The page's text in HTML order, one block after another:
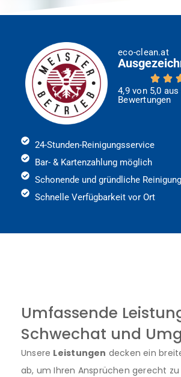
eco-clean.at
4,9 von 5,0 aus
Bewertungen
24-Stunden-Reinigungsservice
Bar- & Kartenzahlung möglich
Schonende und gründliche Reinigung
Schnelle Verfügbarkeit vor Ort
Umfassende
Schwechat und
Unsere Leistungen decken ein
ab, um Ihren Ansprüchen gerecht zu